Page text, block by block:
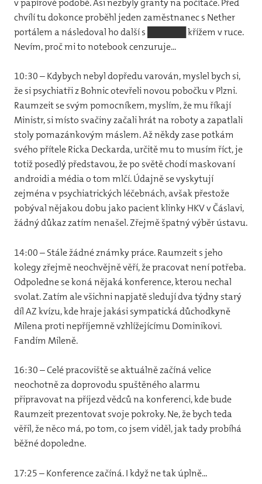
chvílí tu dokonce proběhl jeden zaměstnanec s Nether
portálem a následoval ho další s ██████ křížem v ruce.
Nevím, proč mi to notebook cenzuruje...
10:30 – Kdybych nebyl dopředu varován, myslel bych si,
že si psychiatři z Bohnic otevřeli novou pobočku v Plzni.
Raumzeit se svým pomocníkem, myslím, že mu říkají
Ministr, si místo svačiny začali hrát na roboty a zapatlali
stoly pomazánkovým máslem. Až někdy zase potkám
svého přítele Ricka Deckarda, určitě mu to musím říct, je
totiž posedlý představou, že po světě chodí maskovaní
androidi a média o tom mlčí. Údajně se vyskytují
zejména v psychiatrických léčebnách, avšak přestože
pobýval nějakou dobu jako pacient klinky HKV v Čáslavi,
žádný důkaz zatím nenašel. Zřejmě špatný výběr ústavu.
14:00 – Stále žádné známky práce. Raumzeit s jeho
kolegy zřejmě neochvějně věří, že pracovat není potřeba.
Odpoledne se koná nějaká konference, kterou nechal
svolat. Zatím ale všichni napjatě sledují dva týdny starý
díl AZ kvízu, kde hraje jakási sympatická důchodkyně
Milena proti nepříjemně vzhlížejícímu Dominikovi.
Fandím Mileně.
16:30 – Celé pracoviště se aktuálně začíná velice
neochotně za doprovodu spuštěného alarmu
připravovat na příjezd vědců na konferenci, kde bude
Raumzeit prezentovat svoje pokroky. Ne, že bych teda
věřil, že něco má, po tom, co jsem viděl, jak tady probíhá
běžné dopoledne.
17:25 – Konference začíná. I když ne tak úplně...